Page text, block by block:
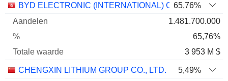
Totale
BYD ELECTRONIC (INTERNATIONAL) COMPANY
65,76%
1.481.700.000
65,76%
3 953 M $
CHENGXIN LITHIUM GROUP CO., LTD.
5,49%